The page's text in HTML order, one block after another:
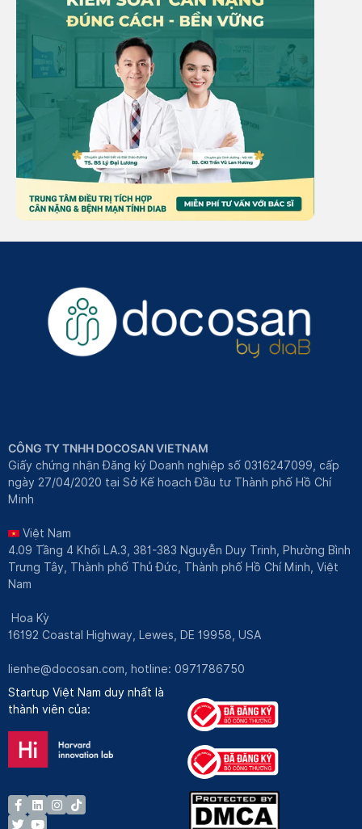
CÔNG TY TNHH DOCOSAN VIETNAM
Giấy chứng nhận Đăng ký Doanh nghiệp số 0316247099, cấp
ngày 27/04/2020 tại Sở Kế hoạch Đầu tư Thành phố Hồ Chí
Minh
Việt Nam
4.09 Tầng 4 Khối LA.3, 381-383 Nguyễn Duy Trinh, Phường Bình
Trưng Tây, Thành phố Thủ Đức, Thành phố Hồ Chí Minh, Việt
Nam
Hoa Kỳ
16192 Coastal Highway, Lewes, DE 19958, USA
lienhe@docosan.com , hotline: 0971786750
Startup Việt Nam duy nhất là
thành viên của: